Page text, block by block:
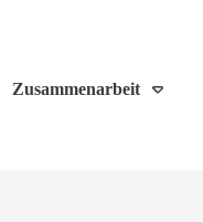
Zusammenarbeit